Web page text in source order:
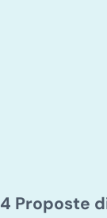
4 Proposte